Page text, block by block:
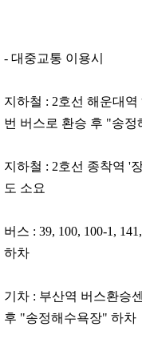
- 대중교통 이용​시
지하철 : 2호선 해운대역
번 버스로 환승 후 "송
지하철 : 2호선 종착역 '
도 소요
버스 : 39, 100, 100-1,
하차
기차 : 부산역 버스환승
후 "송정해수욕장" 하차 ​